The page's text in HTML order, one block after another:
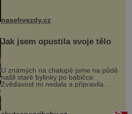
nasehvezdy.cz
Jak jsem opustila svoje tělo
U známých na chalupě jsme na půdě
našli staré bylinky po babičce.
Zvědavost mi nedala a připravila
jsem si z nich lektvar… Zimní pobyt
na chalupě se pro mě vlastní vinou
změnil v děsivý zážitek, na kt...